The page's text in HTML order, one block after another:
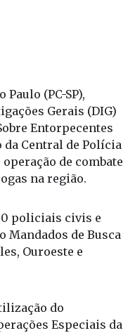
(PC-SP),
Gerais (DIG)
Entorpecentes
da Central de Polícia
de combate
na região.
policiais civis e
de Busca
Ouroeste e
do
Especiais da